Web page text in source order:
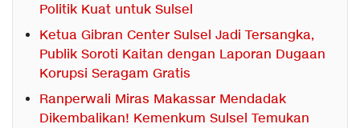
Politik Kuat untuk Sulsel
Ketua Gibran Center Sulsel Jadi Tersangka,
Publik Soroti Kaitan dengan Laporan Dugaan
Korupsi Seragam Gratis
Ranperwali Miras Makassar Mendadak
Dikembalikan! Kemenkum Sulsel Temukan